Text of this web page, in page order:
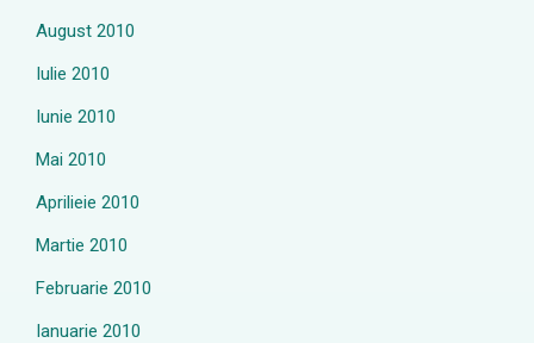
August 2010
Iulie 2010
Iunie 2010
Mai 2010
Aprilieie 2010
Martie 2010
Februarie 2010
Ianuarie 2010